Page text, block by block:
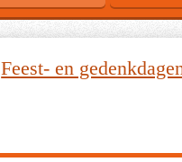
Feest- en